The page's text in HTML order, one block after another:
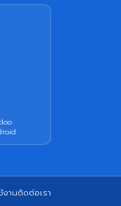
งานติดต่อเรา